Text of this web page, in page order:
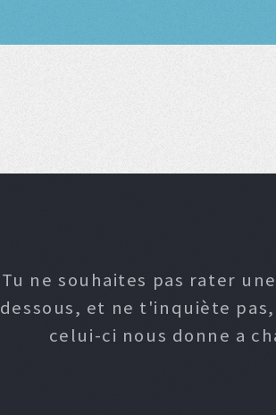
Tu ne souhaites pas rater
dessous, et ne t'inquiète
celui-ci nous donne a